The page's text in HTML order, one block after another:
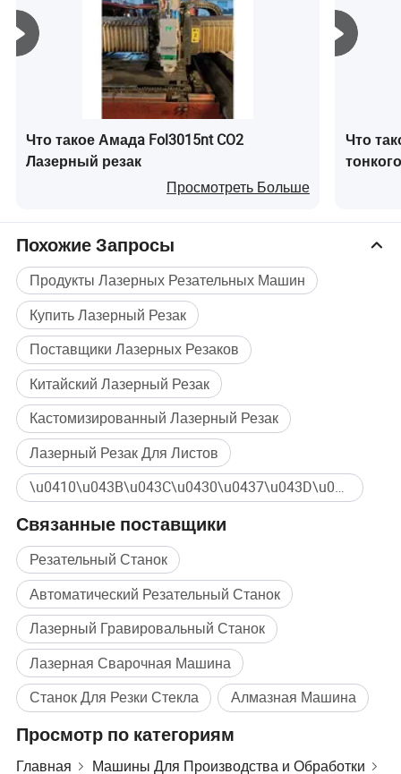
цена
Что такое Амадa Fol3015nt CO2
Лазерный резак
Просмотреть Больше
Что
Похожие Запросы
Продукты Лазерных Резательных Машин
Купить Лазерный Резак
Поставщики Лазерных Резаков
Китайский Лазерный Резак
Кастомизированный Лазерный Резак
Лазерный Резак Для Листов
\u0410\u043B\u043C\u0430\u0437\u043D\u044B\u0439 Массовая покупка
Связанные поставщики
Резательный Станок
Автоматический Резательный Станок
Лазерный Гравировальный Станок
Лазерная Сварочная Машина
Станок Для Резки Стекла
Алмазная Машина
Просмотр по категориям
Главная Машины Для Производства и Обработки